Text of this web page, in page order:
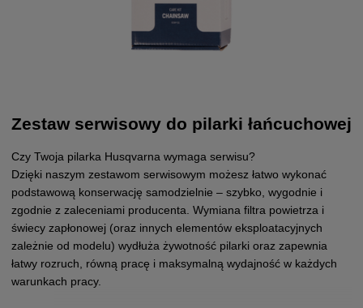
Zestaw serwisowy do pilarki łańcuchowej
Czy Twoja pilarka Husqvarna wymaga serwisu?
Dzięki naszym zestawom serwisowym możesz łatwo wykonać
podstawową konserwację samodzielnie – szybko, wygodnie i
zgodnie z zaleceniami producenta. Wymiana filtra powietrza i
świecy zapłonowej (oraz innych elementów eksploatacyjnych
zależnie od modelu) wydłuża żywotność pilarki oraz zapewnia
łatwy rozruch, równą pracę i maksymalną wydajność w każdych
warunkach pracy.